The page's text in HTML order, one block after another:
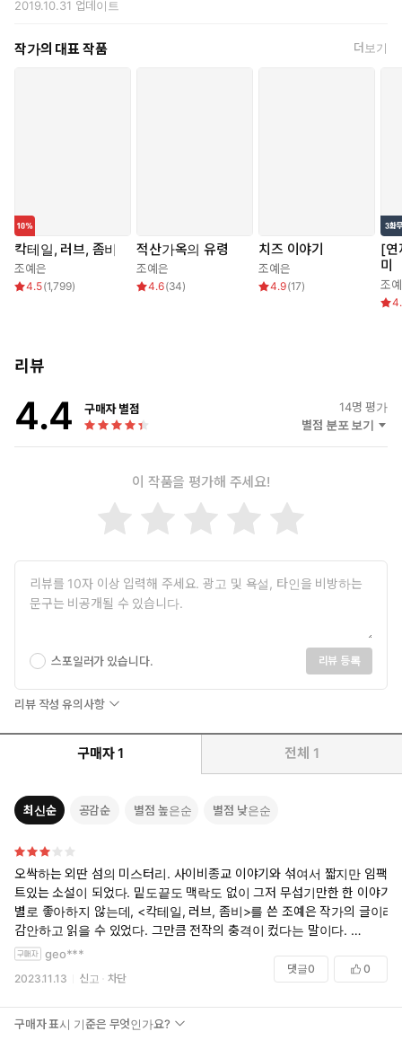
2019.10.31 업데이트
작가의 대표 작품 더보기
칵테일, 러브, 좀비
조예은
4.5(1,799)
적산가옥의 유령
조예은
4.6(34)
치즈 이야기
조예은
4.9(17)
[연
미
조
리뷰
4.4 구매자 별점 14명 평가
별점 분포 보기
이 작품을 평가해 주세요!
스포일러가 있습니다. 리뷰 등록
리뷰 작성 유의사항
구매자 1 전체 1
최신순 공감순 별점 높은순 별점 낮은순
오싹하는 외딴 섬의 미스터리. 사이비종교 이야기와 섞여서 짧지만 임팩
트있는 소설이 되었다. 밑도끝도 맥락도 없이 그저 무섭기만한 한 이야기
별로 좋아하지 않는데, <칵테일, 러브, 좀비>를 쓴 조예은 작가의 글이라
감안하고 읽을 수 있었다. 그만큼 전작의 충격이 컸다는 말이다.
소설은 주인공 정해가 소꿉친구 우영이 만조의 바다에 몸을 던져 자살했
다는 소식을 받으며 시작된다. 정해는 20년 만에 우영의 고향 미아도를
찾는다. 섬 한가운데 우뚝 솟은 ‘영산’에는 “죽은 자의 소지품이나 뼈를 묻
으면 그 사람을 다시 만날 수 있다”(17쪽)는 오래된 전설이 있었다. 우영
geo***
2023.11.13 신고 차단
댓글0 0
구매자 표시 기준은 무엇인가요?